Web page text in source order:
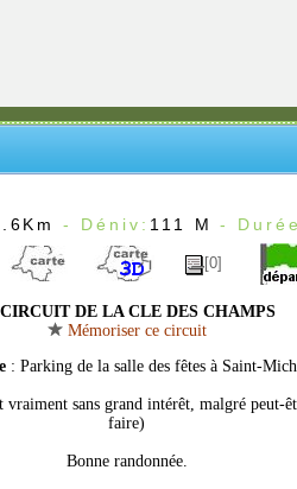
- Déniv: 111 M-
[0]
CIRCUIT DE LA CLE DES CHAMPS
Mémoriser ce circuit
: Parking de la salle des fêtes à Saint-
vraiment sans grand intérêt, malgré peut-
faire)
Bonne randonnée.